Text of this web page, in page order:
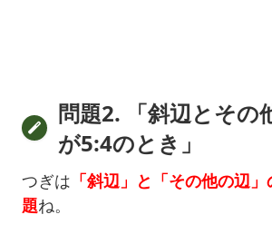
問題2. 「斜辺とその
が5:4のとき」
つぎは 「斜辺」と「その他の辺
題ね。